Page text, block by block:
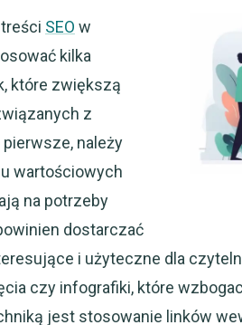
SEO w
kilka
które zwiększą
z
należy
wartościowych
na potrzeby
dostarczać
i użyteczne dla
czy infografiki, które
jest stosowanie linków